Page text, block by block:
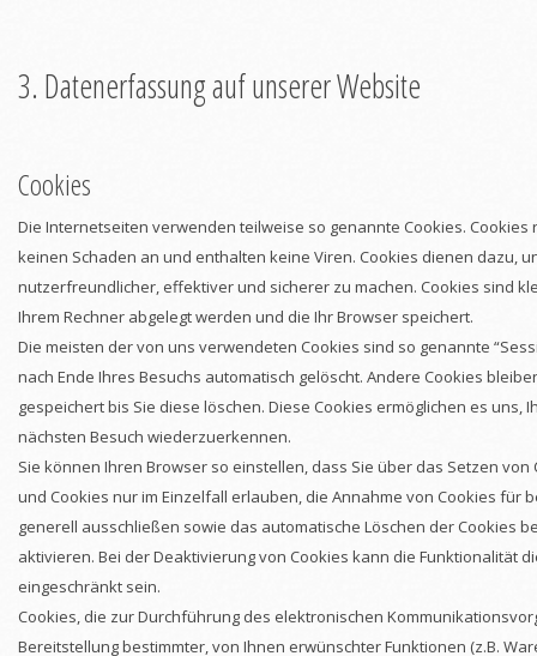
3. Datenerfassung auf unserer Website
Cookies
Die Internetseiten verwenden teilweise so genannte Cookies. Cookies
keinen Schaden an und enthalten keine Viren. Cookies dienen dazu,
nutzerfreundlicher, effektiver und sicherer zu machen. Cookies sind
Ihrem Rechner abgelegt werden und die Ihr Browser speichert.
Die meisten der von uns verwendeten Cookies sind so genannte
nach Ende Ihres Besuchs automatisch gelöscht. Andere Cookies
gespeichert bis Sie diese löschen. Diese Cookies ermöglichen es uns,
nächsten Besuch wiederzuerkennen.
Sie können Ihren Browser so einstellen, dass Sie über das Setzen
und Cookies nur im Einzelfall erlauben, die Annahme von Cookies für
generell ausschließen sowie das automatische Löschen der Cookies
aktivieren. Bei der Deaktivierung von Cookies kann die Funktionalität
eingeschränkt sein.
Cookies, die zur Durchführung des elektronischen
Bereitstellung bestimmter, von Ihnen erwünschter Funktionen (z.B.